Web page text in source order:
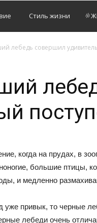
Стиль жизни
лебедь совершил
когда на прудах, в
большие птицы,
и медленно
привык, то черные
лебеди очень